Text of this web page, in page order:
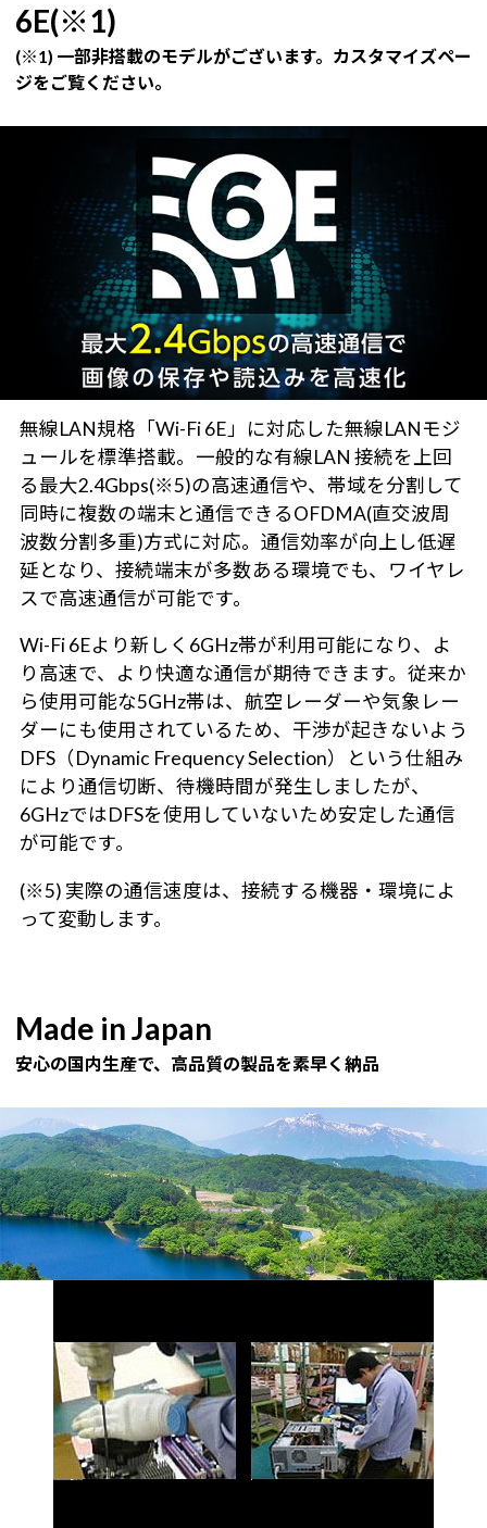
6E(※1)
(※1) 一部非搭載のモデルがございます。カスタマイズペー
ジをご覧ください。
無線LAN規格「Wi-Fi 6E」に対応した無線LANモジ
ュールを標準搭載。一般的な有線LAN 接続を上回
る最大2.4Gbps(※5)の高速通信や、帯域を分割して
同時に複数の端末と通信できるOFDMA(直交波周
波数分割多重)方式に対応。通信効率が向上し低遅
延となり、接続端末が多数ある環境でも、ワイヤレ
スで高速通信が可能です。
Wi-Fi 6Eより新しく6GHz帯が利用可能になり、よ
り高速で、より快適な通信が期待できます。従来か
ら使用可能な5GHz帯は、航空レーダーや気象レー
ダーにも使用されているため、干渉が起きないよう
DFS（Dynamic Frequency Selection）という仕組み
により通信切断、待機時間が発生しましたが、
6GHzではDFSを使用していないため安定した通信
が可能です。
(※5) 実際の通信速度は、接続する機器・環境によ
って変動します。
Made in Japan
安心の国内生産で、高品質の製品を素早く納品